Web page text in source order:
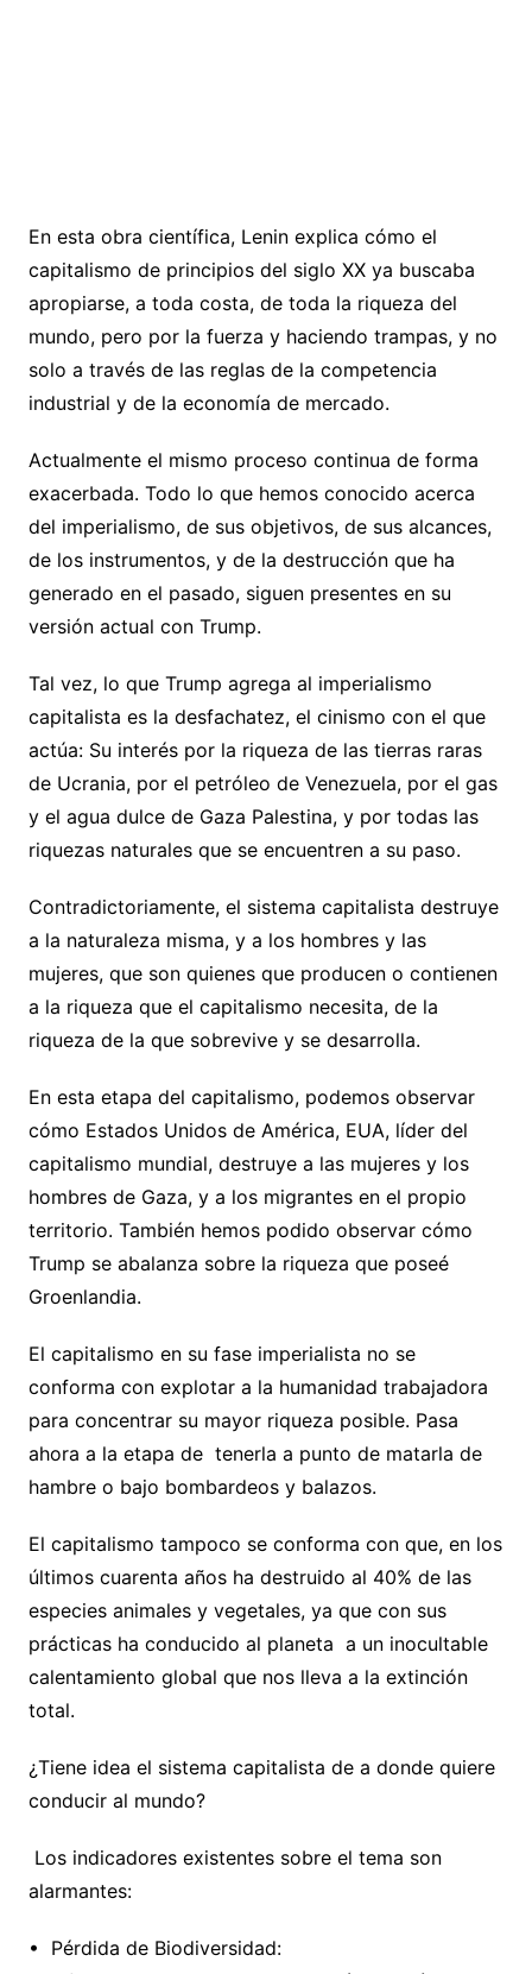
En esta obra científica, Lenin explica cómo el
capitalismo de principios del siglo XX ya buscaba
apropiarse, a toda costa, de toda la riqueza del
mundo, pero por la fuerza y haciendo trampas, y no
solo a través de las reglas de la competencia
industrial y de la economía de mercado.
Actualmente el mismo proceso continua de forma
exacerbada. Todo lo que hemos conocido acerca
del imperialismo, de sus objetivos, de sus alcances,
de los instrumentos, y de la destrucción que ha
generado en el pasado, siguen presentes en su
versión actual con Trump.
Tal vez, lo que Trump agrega al imperialismo
capitalista es la desfachatez, el cinismo con el que
actúa: Su interés por la riqueza de las tierras raras
de Ucrania, por el petróleo de Venezuela, por el gas
y el agua dulce de Gaza Palestina, y por todas las
riquezas naturales que se encuentren a su paso.
Contradictoriamente, el sistema capitalista destruye
a la naturaleza misma, y a los hombres y las
mujeres, que son quienes que producen o contienen
a la riqueza que el capitalismo necesita, de la
riqueza de la que sobrevive y se desarrolla.
En esta etapa del capitalismo, podemos observar
cómo Estados Unidos de América, EUA, líder del
capitalismo mundial, destruye a las mujeres y los
hombres de Gaza, y a los migrantes en el propio
territorio. También hemos podido observar cómo
Trump se abalanza sobre la riqueza que poseé
Groenlandia.
El capitalismo en su fase imperialista no se
conforma con explotar a la humanidad trabajadora
para concentrar su mayor riqueza posible. Pasa
ahora a la etapa de tenerla a punto de matarla de
hambre o bajo bombardeos y balazos.
El capitalismo tampoco se conforma con que, en los
últimos cuarenta años ha destruido al 40% de las
especies animales y vegetales, ya que con sus
prácticas ha conducido al planeta a un inocultable
calentamiento global que nos lleva a la extinción
total.
¿Tiene idea el sistema capitalista de a donde quiere
conducir al mundo?
Los indicadores existentes sobre el tema son
alarmantes:
•⁠ ⁠Pérdida de Biodiversidad: